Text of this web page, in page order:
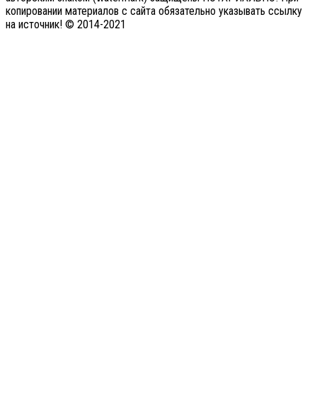
копировании материалов с сайта обязательно указывать ссылку
на источник! © 2014-2021